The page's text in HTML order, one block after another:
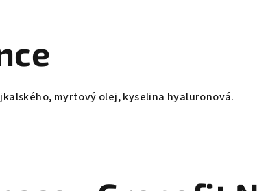
myrtový olej, kyselina hyaluronová.